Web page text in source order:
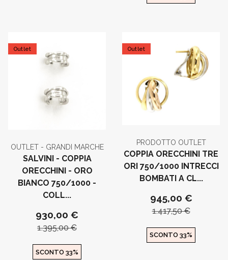
Outlet
OUTLET - GRANDI MARCHE
SALVINI - COPPIA
ORECCHINI - ORO
BIANCO 750/1000 -
COLL...
930,00 €
1.395,00 €
SCONTO 33%
Outlet
PRODOTTO OUTLET
COPPIA ORECCHINI TRE
ORI 750/1000 INTRECCI
BOMBATI A CL...
945,00 €
1.417,50 €
SCONTO 33%